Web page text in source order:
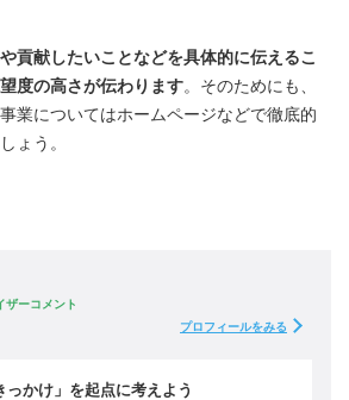
貢献したいことなどを具体的に伝えるこ
度の高さが伝わります。そのためにも、
業についてはホームページなどで徹底的
ょう。
ザーコメント
プロフィールをみる
かけ」を起点に考えよう